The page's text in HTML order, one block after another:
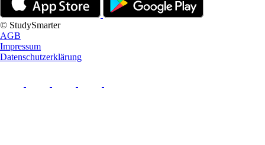
© StudySmarter
AGB
Impressum
Datenschutzerklärung